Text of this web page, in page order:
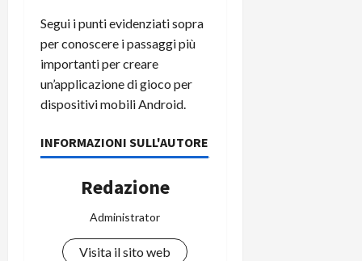
Segui i punti evidenziati sopra
per conoscere i passaggi più
importanti per creare
un’applicazione di gioco per
dispositivi mobili Android.
INFORMAZIONI SULL'AUTORE
Redazione
Administrator
Visita il sito web